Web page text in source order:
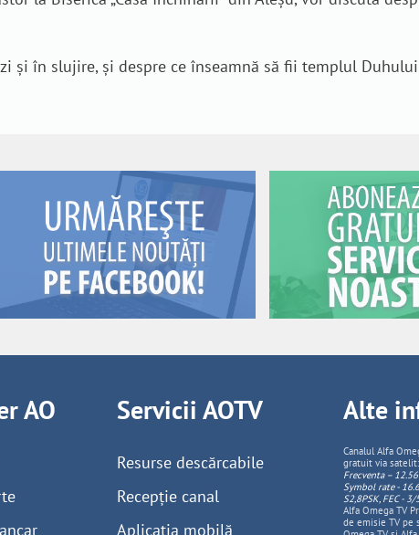
și în slujire, și despre ce înseamnă să fii templul
AO Servicii AOTV
Resurse descărcabile
Recepție canal
Aplicația mobilă
Alte
Canalul Alfa
gratuit via satelit:
Frecventa –
Symbol rate -
S2,8PSK, FEC -
Alfa Omega TV
de emisie TV pe